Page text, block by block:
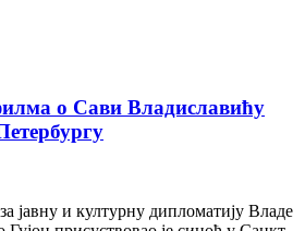
о Сави Владиславићу
јавну и културну дипломатију Владе